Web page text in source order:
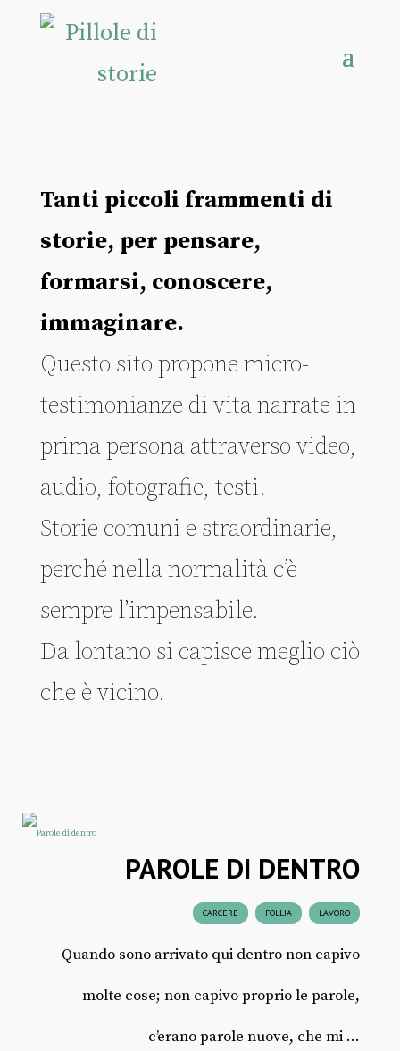
Tanti piccoli frammenti di
storie, per pensare,
formarsi, conoscere,
immaginare.
Questo sito propone micro-
testimonianze di vita narrate in
prima persona attraverso video,
audio, fotografie, testi.
Storie comuni e straordinarie,
perché nella normalità c’è
sempre l’impensabile.
Da lontano si capisce meglio ciò
che è vicino.
PAROLE DI DENTRO
CARCERE FOLLIA LAVORO
Quando sono arrivato qui dentro non capivo
molte cose; non capivo proprio le parole,
c’erano parole nuove, che mi ...